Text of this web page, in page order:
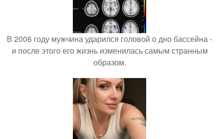
В 2006 году мужчина ударился головой о дно бассейна -
и после этого его жизнь изменилась самым странным
образом.